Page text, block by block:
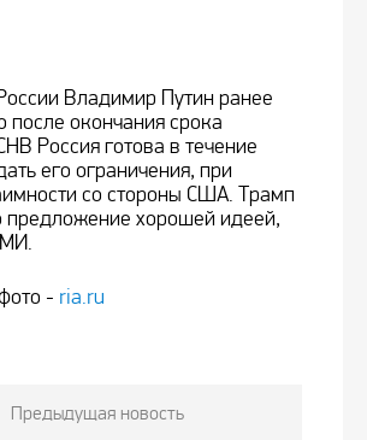
Владимир Путин ранее
после окончания срока
Россия готова в течение
его ограничения, при
со стороны США. Трамп
предложение хорошей идеей,
- ria.ru
Предыдущая новость